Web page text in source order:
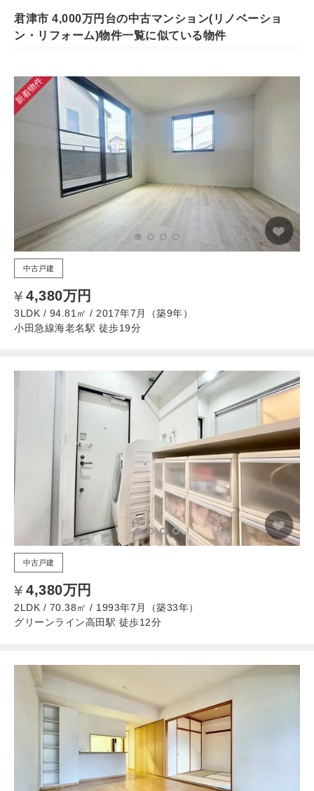
君津市 4,000万円台の中古マンション(リノベーショ
ン・リフォーム)物件一覧に似ている物件
新着物件
中古戸建
4,380万円
3LDK / 94.81㎡ / 2017年7月（築9年）
小田急線海老名駅 徒歩19分
中古戸建
4,380万円
2LDK / 70.38㎡ / 1993年7月（築33年）
グリーンライン高田駅 徒歩12分